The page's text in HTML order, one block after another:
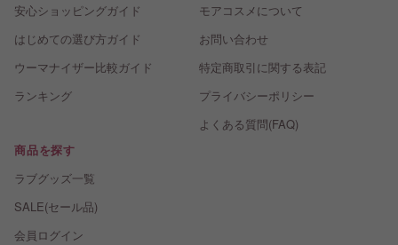
安心ショッピングガイド
はじめての選び方ガイド
ウーマナイザー比較ガイド
ランキング
モアコスメについて
お問い合わせ
特定商取引に関する表記
プライバシーポリシー
よくある質問(FAQ)
商品を探す
ラブグッズ一覧
SALE(セール品)
会員ログイン